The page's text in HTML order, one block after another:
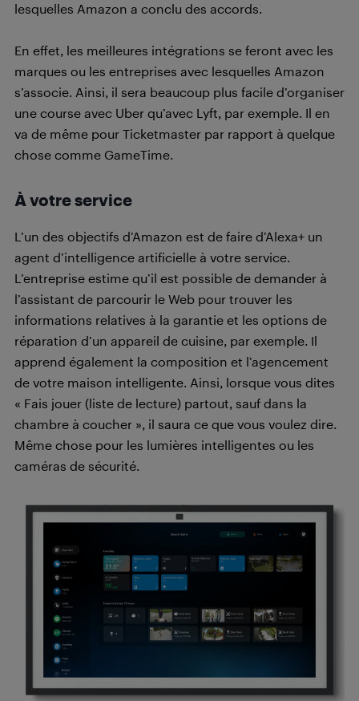
lesquelles Amazon a conclu des accords.
En effet, les meilleures intégrations se feront avec les
marques ou les entreprises avec lesquelles Amazon
s’associe. Ainsi, il sera beaucoup plus facile d’organiser
une course avec Uber qu’avec Lyft, par exemple. Il en
va de même pour Ticketmaster par rapport à quelque
chose comme GameTime.
À votre service
L’un des objectifs d’Amazon est de faire d’Alexa+ un
agent d’intelligence artificielle à votre service.
L’entreprise estime qu’il est possible de demander à
l’assistant de parcourir le Web pour trouver les
informations relatives à la garantie et les options de
réparation d’un appareil de cuisine, par exemple. Il
apprend également la composition et l’agencement
de votre maison intelligente. Ainsi, lorsque vous dites
« Fais jouer (liste de lecture) partout, sauf dans la
chambre à coucher », il saura ce que vous voulez dire.
Même chose pour les lumières intelligentes ou les
caméras de sécurité.